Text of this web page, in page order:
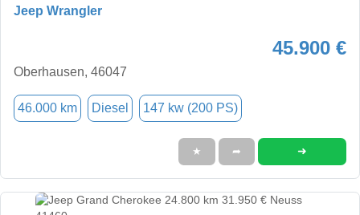
Jeep Wrangler
45.900 €
Oberhausen, 46047
46.000 km Diesel 147 kw (200 PS)
★ ➦ ➜